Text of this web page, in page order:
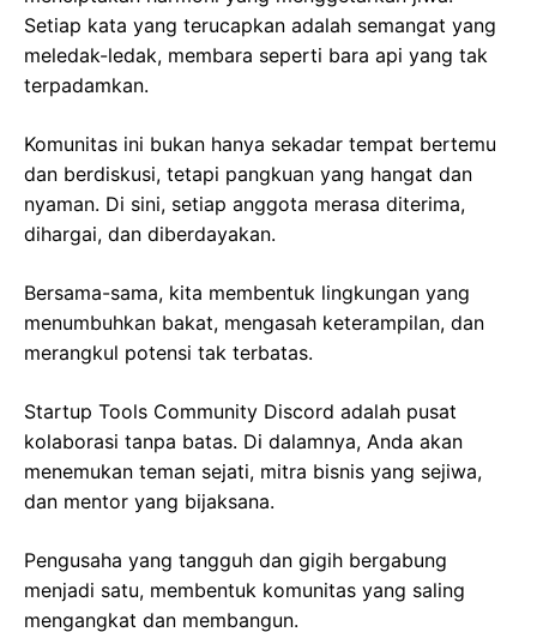
Setiap kata yang terucapkan adalah semangat yang
meledak-ledak, membara seperti bara api yang tak
terpadamkan.
Komunitas ini bukan hanya sekadar tempat bertemu
dan berdiskusi, tetapi pangkuan yang hangat dan
nyaman. Di sini, setiap anggota merasa diterima,
dihargai, dan diberdayakan.
Bersama-sama, kita membentuk lingkungan yang
menumbuhkan bakat, mengasah keterampilan, dan
merangkul potensi tak terbatas.
Startup Tools Community Discord adalah pusat
kolaborasi tanpa batas. Di dalamnya, Anda akan
menemukan teman sejati, mitra bisnis yang sejiwa,
dan mentor yang bijaksana.
Pengusaha yang tangguh dan gigih bergabung
menjadi satu, membentuk komunitas yang saling
mengangkat dan membangun.